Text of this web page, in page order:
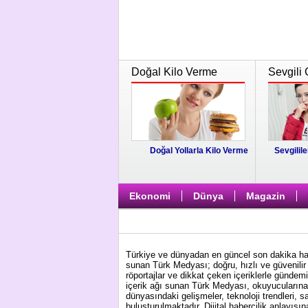
Doğal Kilo Verme
Doğal Yollarla Kilo Verme
Sevgili
Ekonomi Dünya Magazin
Türkiye ve dünyadan en güncel son dakika
sunan Türk Medyası; doğru, hızlı ve
röportajlar ve dikkat çeken içeriklerle
içerik ağı sunan Türk Medyası,
dünyasındaki gelişmeler, teknoloji trendleri,